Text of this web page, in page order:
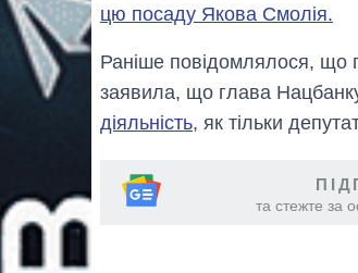
цю посаду Якова Смолія.
Раніше повідомлялося, що
заявила, що глава
діяльність, як тільки
та стежте за